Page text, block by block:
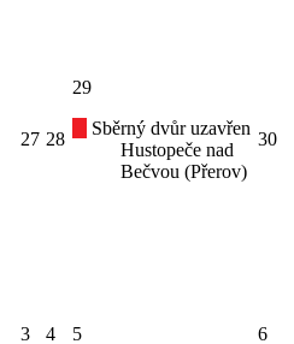
27 28
29
Sběrný dvůr uzavřen
Hustopeče nad
Bečvou (Přerov)
30
3 4 5 6